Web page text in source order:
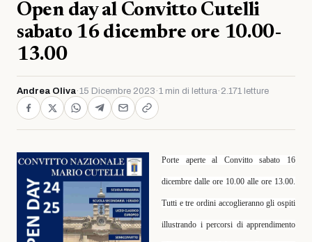
Open day al Convitto Cutelli
sabato 16 dicembre ore 10.00-
13.00
Andrea Oliva·15 Dicembre 2023 ·1 min di lettura· 2.171 letture
Porte aperte al Convitto sabato 16
dicembre dalle ore 10.00 alle ore 13.00.
Tutti e tre ordini accoglieranno gli ospiti
illustrando i percorsi di apprendimento